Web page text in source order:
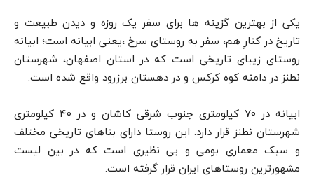
یکی از بهترین گزینه ها برای سفر یک روزه و دیدن طبیعت و
تاریخ در کنارِ هم، سفر به روستای سرخ ،یعنی ابیانه است؛ ابیانه
روستای زیبای تاریخی است که در استان اصفهان، شهرستان
نطنز در دامنه کوه کرکس و در دهستان برزرود واقع شده است.
ابیانه در ۷۰ کیلومتری جنوب شرقی کاشان و در ۴۰ کیلومتری
شهرستان نطنز قرار دارد. این روستا دارای بناهای تاریخی مختلف
و سبک معماری بومی و بی نظیری است که در بین لیست
مشهورترین روستاهای ایران قرار گرفته است.